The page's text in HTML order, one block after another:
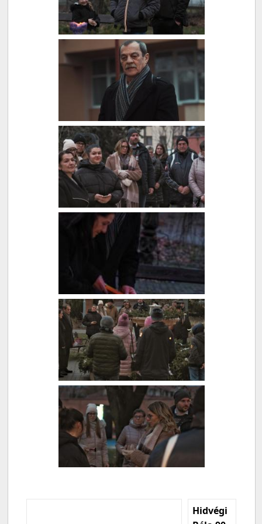
Hidvégi